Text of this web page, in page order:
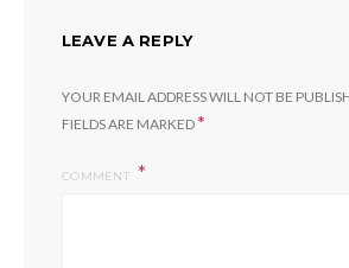
LEAVE A REPLY
YOUR EMAIL ADDRESS WILL NOT BE
FIELDS ARE MARKED*
COMMENT